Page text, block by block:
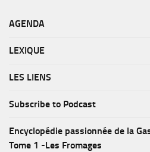
AGENDA
LEXIQUE
LES LIENS
Subscribe to Podcast
Encyclopédie passionnée de la
Tome 1 -Les Fromages